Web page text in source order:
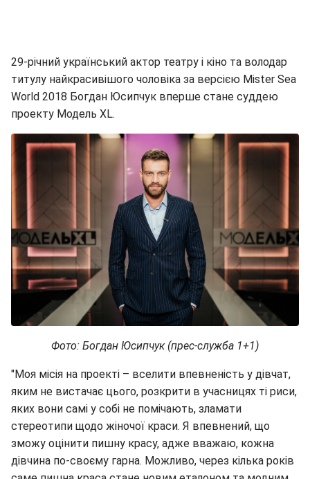
29-річний український актор театру і кіно та володар
титулу найкрасивішого чоловіка за версією Mister Sea
World 2018 Богдан Юсипчук вперше стане суддею
проекту Модель XL.
Фото: Богдан Юсипчук (прес-служба 1+1)
"Моя місія на проекті – вселити впевненість у дівчат,
яким не вистачає цього, розкрити в учасницях ті риси,
яких вони самі у собі не помічають, зламати
стереотипи щодо жіночої краси. Я впевнений, що
зможу оцінити пишну красу, адже вважаю, кожна
дівчина по-своєму гарна. Можливо, через кілька років